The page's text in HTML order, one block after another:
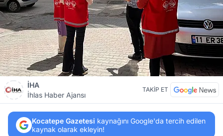
İHA
İhlas Haber Ajansı
TAKİP ET
Kocatepe Gazetesi kaynağını Google'da tercih edilen
kaynak olarak ekleyin!